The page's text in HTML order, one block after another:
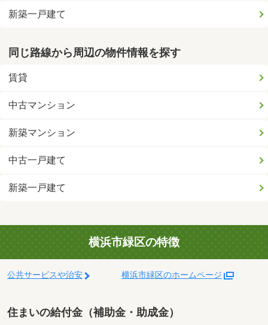
新築一戸建て
同じ路線から周辺の物件情報を探す
賃貸
中古マンション
新築マンション
中古一戸建て
新築一戸建て
横浜市緑区の特徴
公共サービスや治安 横浜市緑区のホームページ
住まいの給付金（補助金・助成金）